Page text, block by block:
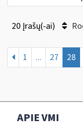
20 Įrašų(-ai)
1 ... 27 28
APIE VMI